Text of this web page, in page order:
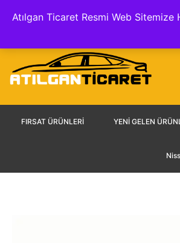
Atılgan Ticaret Resmi Web
Hakkımızda İletişim
FIRSAT ÜRÜNLERİ YENİ GELEN